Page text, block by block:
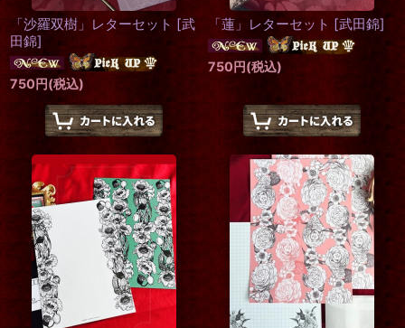
「沙羅双樹」レターセット [武
田錦]
750円(税込)
「蓮」レターセット [武田錦]
750円(税込)